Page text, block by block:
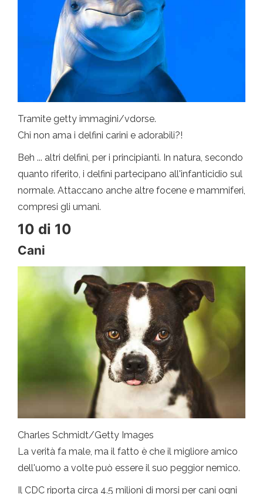
Tramite getty immagini/vdorse.
Chi non ama i delfini carini e adorabili?!
Beh ... altri delfini, per i principianti. In natura, secondo
quanto riferito, i delfini partecipano all'infanticidio sul
normale. Attaccano anche altre focene e mammiferi,
compresi gli umani.
10 di 10
Cani
Charles Schmidt/Getty Images
La verità fa male, ma il fatto è che il migliore amico
dell'uomo a volte può essere il suo peggior nemico.
Il CDC riporta circa 4.5 milioni di morsi per cani ogni